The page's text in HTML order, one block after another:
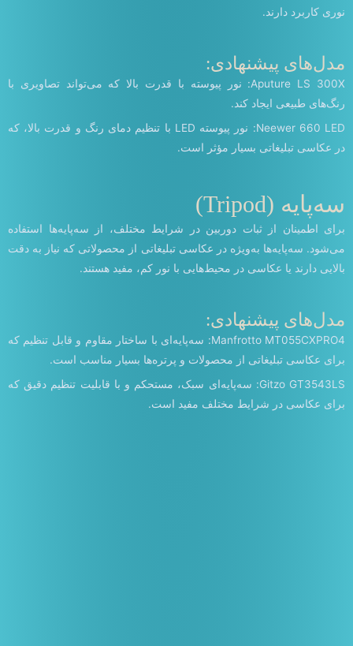
نوری کاربرد دارند.
مدل‌های پیشنهادی:
Aputure LS 300X: نور پیوسته با قدرت بالا که می‌تواند تصاویری با
رنگ‌های طبیعی ایجاد کند.
Neewer 660 LED: نور پیوسته LED با تنظیم دمای رنگ و قدرت بالا، که
در عکاسی تبلیغاتی بسیار مؤثر است.
سه‌پایه (Tripod)
برای اطمینان از ثبات دوربین در شرایط مختلف، از سه‌پایه‌ها استفاده
می‌شود. سه‌پایه‌ها به‌ویژه در عکاسی تبلیغاتی از محصولاتی که نیاز به دقت
بالایی دارند یا عکاسی در محیط‌هایی با نور کم، مفید هستند.
مدل‌های پیشنهادی:
Manfrotto MT055CXPRO4: سه‌پایه‌ای با ساختار مقاوم و قابل تنظیم که
برای عکاسی تبلیغاتی از محصولات و پرتره‌ها بسیار مناسب است.
Gitzo GT3543LS: سه‌پایه‌ای سبک، مستحکم و با قابلیت تنظیم دقیق که
برای عکاسی در شرایط مختلف مفید است.